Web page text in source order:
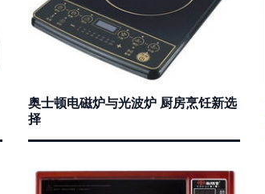
奥士顿电磁炉与光波炉 厨房烹饪新选
择